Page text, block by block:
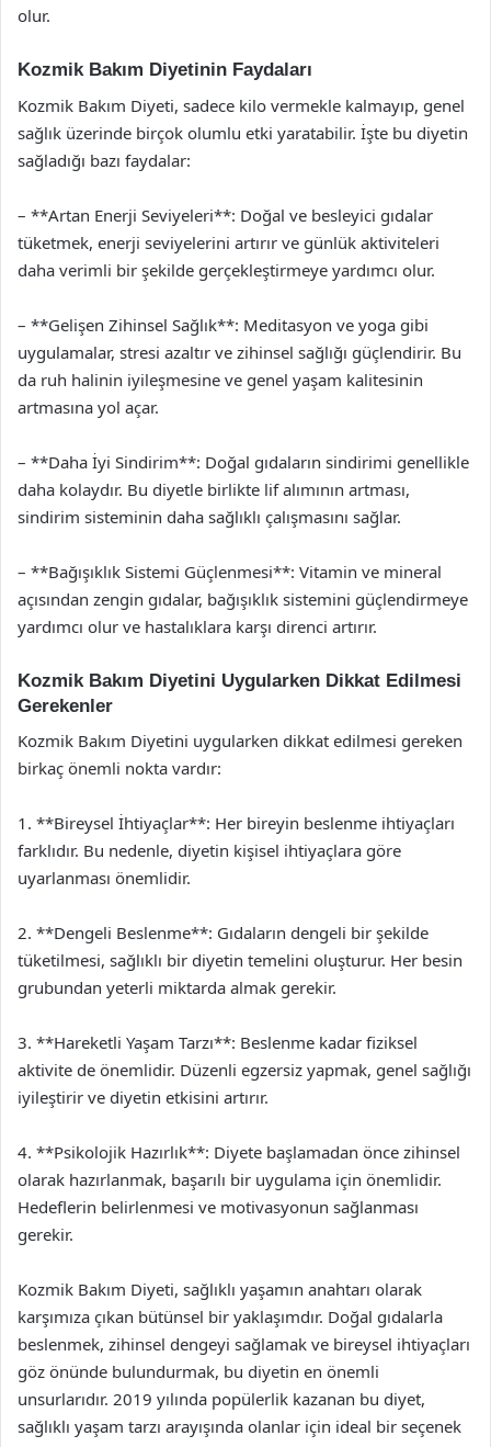
olur.
Kozmik Bakım Diyetinin Faydaları
Kozmik Bakım Diyeti, sadece kilo vermekle kalmayıp, genel
sağlık üzerinde birçok olumlu etki yaratabilir. İşte bu diyetin
sağladığı bazı faydalar:
– **Artan Enerji Seviyeleri**: Doğal ve besleyici gıdalar
tüketmek, enerji seviyelerini artırır ve günlük aktiviteleri
daha verimli bir şekilde gerçekleştirmeye yardımcı olur.
– **Gelişen Zihinsel Sağlık**: Meditasyon ve yoga gibi
uygulamalar, stresi azaltır ve zihinsel sağlığı güçlendirir. Bu
da ruh halinin iyileşmesine ve genel yaşam kalitesinin
artmasına yol açar.
– **Daha İyi Sindirim**: Doğal gıdaların sindirimi genellikle
daha kolaydır. Bu diyetle birlikte lif alımının artması,
sindirim sisteminin daha sağlıklı çalışmasını sağlar.
– **Bağışıklık Sistemi Güçlenmesi**: Vitamin ve mineral
açısından zengin gıdalar, bağışıklık sistemini güçlendirmeye
yardımcı olur ve hastalıklara karşı direnci artırır.
Kozmik Bakım Diyetini Uygularken Dikkat Edilmesi
Gerekenler
Kozmik Bakım Diyetini uygularken dikkat edilmesi gereken
birkaç önemli nokta vardır:
1. **Bireysel İhtiyaçlar**: Her bireyin beslenme ihtiyaçları
farklıdır. Bu nedenle, diyetin kişisel ihtiyaçlara göre
uyarlanması önemlidir.
2. **Dengeli Beslenme**: Gıdaların dengeli bir şekilde
tüketilmesi, sağlıklı bir diyetin temelini oluşturur. Her besin
grubundan yeterli miktarda almak gerekir.
3. **Hareketli Yaşam Tarzı**: Beslenme kadar fiziksel
aktivite de önemlidir. Düzenli egzersiz yapmak, genel sağlığı
iyileştirir ve diyetin etkisini artırır.
4. **Psikolojik Hazırlık**: Diyete başlamadan önce zihinsel
olarak hazırlanmak, başarılı bir uygulama için önemlidir.
Hedeflerin belirlenmesi ve motivasyonun sağlanması
gerekir.
Kozmik Bakım Diyeti, sağlıklı yaşamın anahtarı olarak
karşımıza çıkan bütünsel bir yaklaşımdır. Doğal gıdalarla
beslenmek, zihinsel dengeyi sağlamak ve bireysel ihtiyaçları
göz önünde bulundurmak, bu diyetin en önemli
unsurlarıdır. 2019 yılında popülerlik kazanan bu diyet,
sağlıklı yaşam tarzı arayışında olanlar için ideal bir seçenek